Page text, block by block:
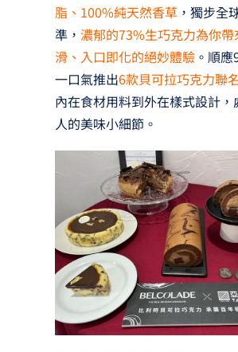
脂、100%純天然香草，獨步全
準， 濃郁的73%生巧克力為你
滑、入口即化的絕妙體驗。順應
一口氣推出6款貝可拉巧克力聯
內在食材用料到外在樣式設計，
人的美味小細節。